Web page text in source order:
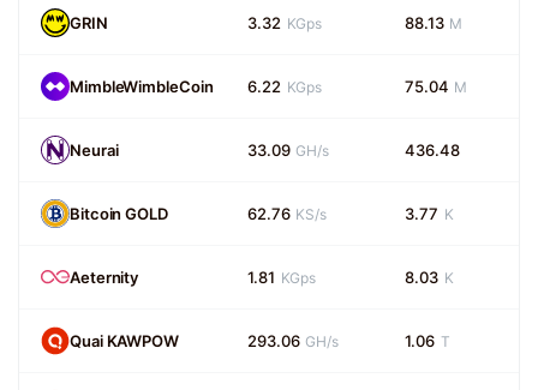
GRIN 3.32 KGps 88.13 M
MimbleWimbleCoin 6.22 KGps 75.04 M
Neurai 33.09 GH/s 436.48
Bitcoin GOLD 62.76 KS/s 3.77 K
Aeternity 1.81 KGps 8.03 K
Quai KAWPOW 293.06 GH/s 1.06 T